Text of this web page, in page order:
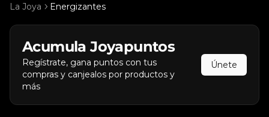
La Joya Energizantes
AcumulaJoyapuntos
Regístrate, gana puntos con tus
compras y canjealos por productos y
más
Únete